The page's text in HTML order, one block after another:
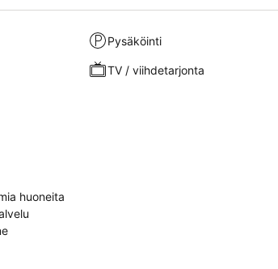
Pysäköinti
TV / viihdetarjonta
huoneita